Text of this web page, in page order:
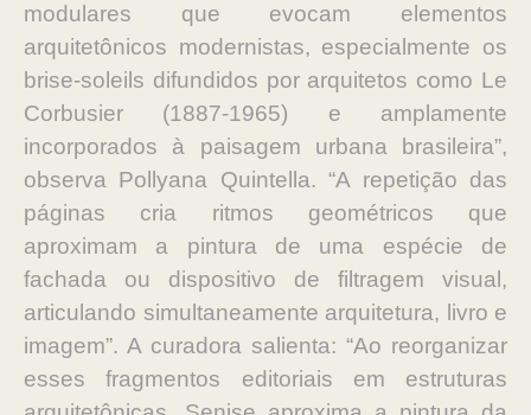
modulares que evocam elementos
arquitetônicos modernistas, especialmente os
brise-soleils difundidos por arquitetos como Le
Corbusier (1887-1965) e amplamente
incorporados à paisagem urbana brasileira”,
observa Pollyana Quintella. “A repetição das
páginas cria ritmos geométricos que
aproximam a pintura de uma espécie de
fachada ou dispositivo de filtragem visual,
articulando simultaneamente arquitetura, livro e
imagem”. A curadora salienta: “Ao reorganizar
esses fragmentos editoriais em estruturas